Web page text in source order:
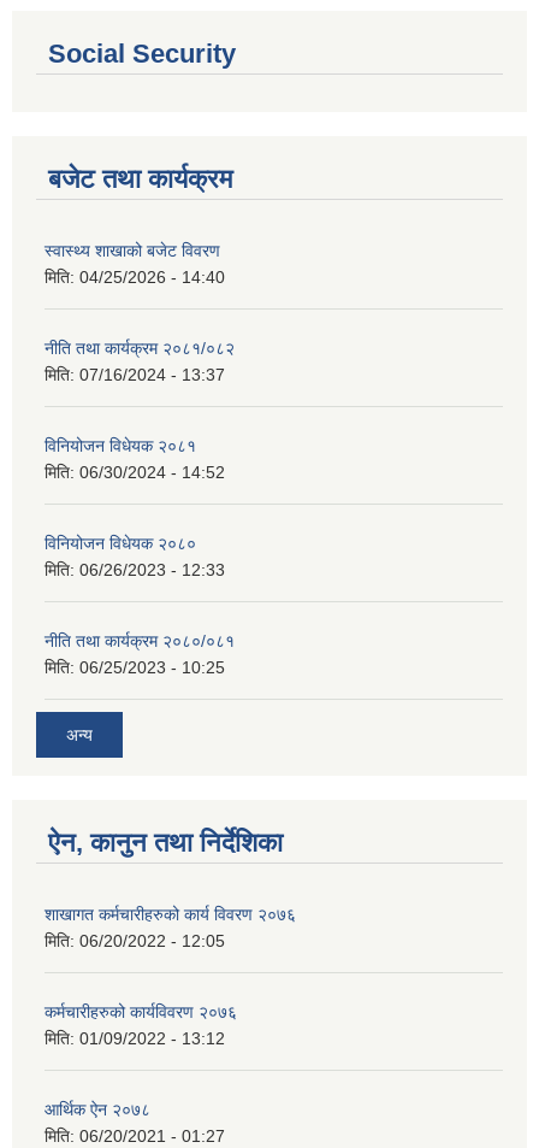
Social Security
बजेट तथा कार्यक्रम
स्वास्थ्य शाखाको बजेट विवरण
मिति: 04/25/2026 - 14:40
नीति तथा कार्यक्रम २०८१/०८२
मिति: 07/16/2024 - 13:37
विनियोजन विधेयक २०८१
मिति: 06/30/2024 - 14:52
विनियोजन विधेयक २०८०
मिति: 06/26/2023 - 12:33
नीति तथा कार्यक्रम २०८०/०८१
मिति: 06/25/2023 - 10:25
अन्य
ऐन, कानुन तथा निर्देशिका
शाखागत कर्मचारीहरुको कार्य विवरण २०७६
मिति: 06/20/2022 - 12:05
कर्मचारीहरुको कार्यविवरण २०७६
मिति: 01/09/2022 - 13:12
आर्थिक ऐन २०७८
मिति: 06/20/2021 - 01:27